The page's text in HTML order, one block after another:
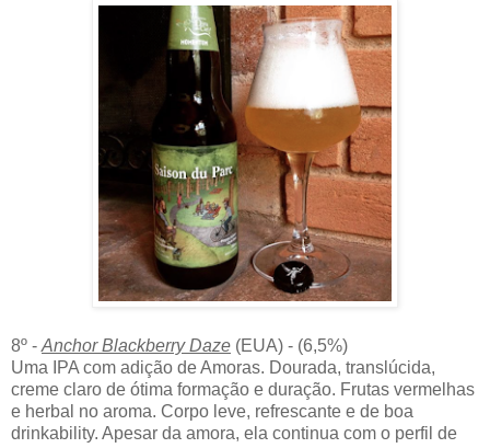
8º - Anchor Blackberry Daze (EUA) - (6,5%)
Uma IPA com adição de Amoras. Dourada, translúcida,
creme claro de ótima formação e duração. Frutas vermelhas
e herbal no aroma. Corpo leve, refrescante e de boa
drinkability. Apesar da amora, ela continua com o perfil de